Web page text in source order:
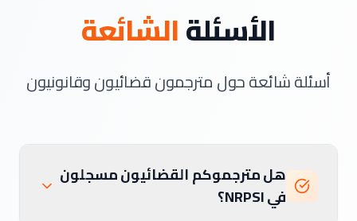
الأسئلةالشائعة
أسئلة شائعة حول مترجمون قضائيون وقانونيون
هل مترجموكم القضائيون مسجلون
في NRPSI؟